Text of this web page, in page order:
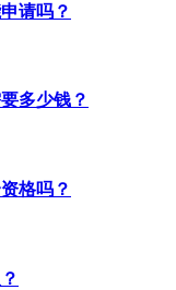
请吗？
多少钱？
格吗？